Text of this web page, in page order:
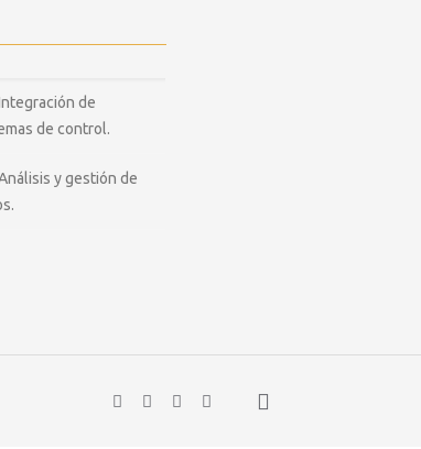
de
de control.
y gestión de